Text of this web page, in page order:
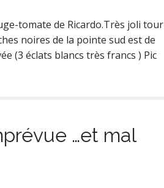
tomate de Ricardo.Très joli tour
noires de la pointe sud est de
(3 éclats blancs très francs ) Pic
…et mal